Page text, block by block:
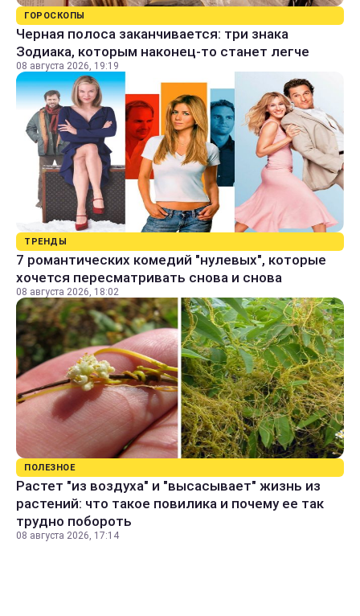
ГОРОСКОПЫ
Черная полоса заканчивается: три знака
Зодиака, которым наконец-то станет легче
08 августа 2026, 19:19
ТРЕНДЫ
7 романтических комедий "нулевых", которые
хочется пересматривать снова и снова
08 августа 2026, 18:02
ПОЛЕЗНОЕ
Растет "из воздуха" и "высасывает" жизнь из
растений: что такое повилика и почему ее так
трудно побороть
08 августа 2026, 17:14